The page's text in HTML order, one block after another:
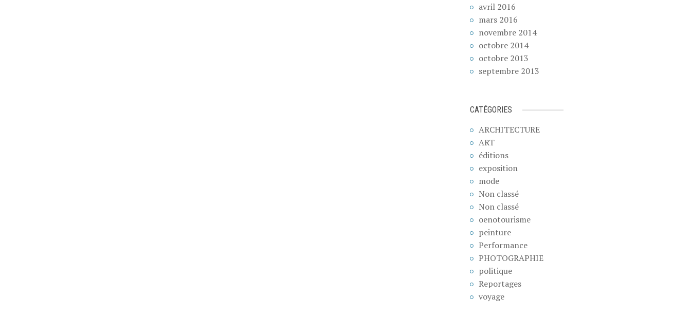
avril 2016
mars 2016
novembre 2014
octobre 2014
octobre 2013
septembre 2013
CATÉGORIES
ARCHITECTURE
ART
éditions
exposition
mode
Non classé
Non classé
oenotourisme
peinture
Performance
PHOTOGRAPHIE
politique
Reportages
voyage